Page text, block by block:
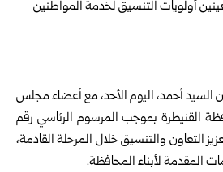
أحمد، اليوم الأحد، مع أعضاءمجلس
القنيطرة بموجب المرسوم الرئاسي رقم
آليات تعزيز التعاون والتنسيق خلال المرحلة القادمة،
المقدمة لأبناء المحافظة.